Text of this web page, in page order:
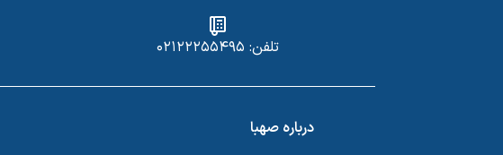
تلفن: ۰۲۱۲۲۲۵۵۴۹۵
درباره صهبا